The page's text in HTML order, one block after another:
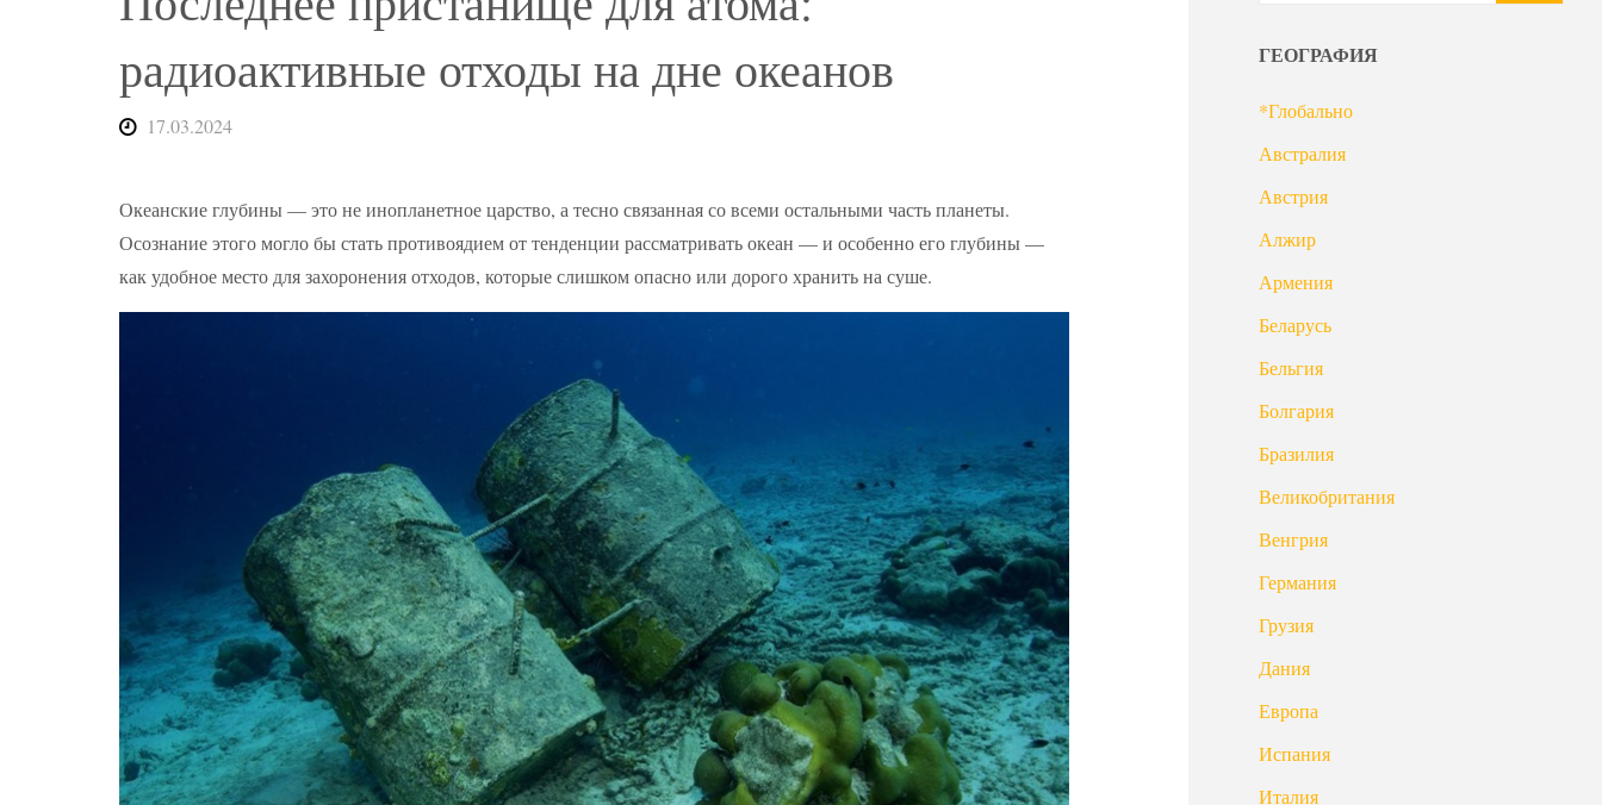
радиоактивные отходы на дне океанов
17.03.2024
Океанские глубины — это не инопланетное царство, а тесно связанная со всеми остальными часть планеты.
Осознание этого могло бы стать противоядием от тенденции рассматривать океан — и особенно его глубины —
как удобное место для захоронения отходов, которые слишком опасно или дорого хранить на суше.
ГЕОГРАФИЯ
*Глобально
Австралия
Австрия
Алжир
Армения
Беларусь
Бельгия
Болгария
Бразилия
Великобритания
Венгрия
Германия
Грузия
Дания
Европа
Испания
Италия